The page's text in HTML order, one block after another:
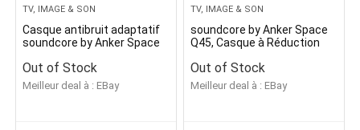
TV, IMAGE & SON
Casque antibruit adaptatif
soundcore by Anker Space
Out of Stock
Meilleur deal à : eBay
TV, IMAGE & SON
soundcore by Anker Space
Q45, Casque à Réduction
Out of Stock
Meilleur deal à : eBay